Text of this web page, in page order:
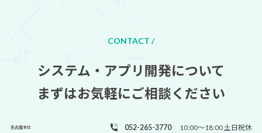
CONTACT /
システム・アプリ開発について
まずはお気軽にご相談ください
名古屋本社 052-265-3770 10:00～18:00 土日祝休